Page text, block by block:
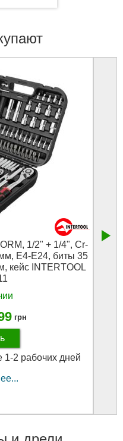
1/2" + 1/4", Cr-
E4-E24, биты 35
кейс INTERTOOL
грн
1-2 рабочих дней